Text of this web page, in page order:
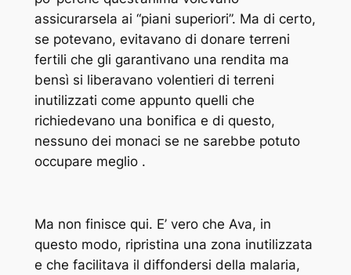
assicurarsela ai “piani superiori”. Ma di certo,
se potevano, evitavano di donare terreni
fertili che gli garantivano una rendita ma
bensì si liberavano volentieri di terreni
inutilizzati come appunto quelli che
richiedevano una bonifica e di questo,
nessuno dei monaci se ne sarebbe potuto
occupare meglio .
Ma non finisce qui. E’ vero che Ava, in
questo modo, ripristina una zona inutilizzata
e che facilitava il diffondersi della malaria,